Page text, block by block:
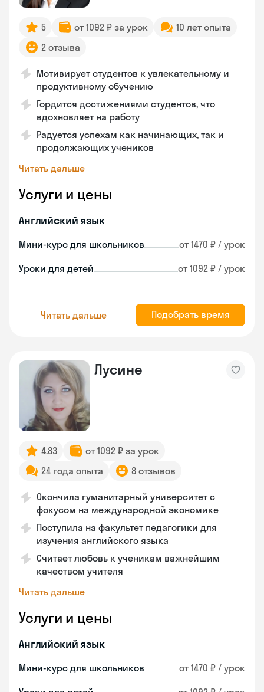
5 от 1092 ₽ за урок
10 лет опыта
2 отзыва
Мотивирует студентов к увлекательному и
продуктивному обучению
Гордится достижениями студентов, что
вдохновляет на работу
Радуется успехам как начинающих, так и
продолжающих учеников
Читать дальше
Услуги и цены
Английский язык
Мини-курс для школьников от 1470 ₽ / урок
Уроки для детей от 1092 ₽ / урок
Читать дальше Подобрать время
Лусине
4.83
от 1092 ₽ за урок
24 года опыта
8 отзывов
Окончила гуманитарный университет с
фокусом на международной экономике
Поступила на факультет педагогики для
изучения английского языка
Считает любовь к ученикам важнейшим
качеством учителя
Читать дальше
Услуги и цены
Английский язык
Мини-курс для школьников от 1470 ₽ / урок